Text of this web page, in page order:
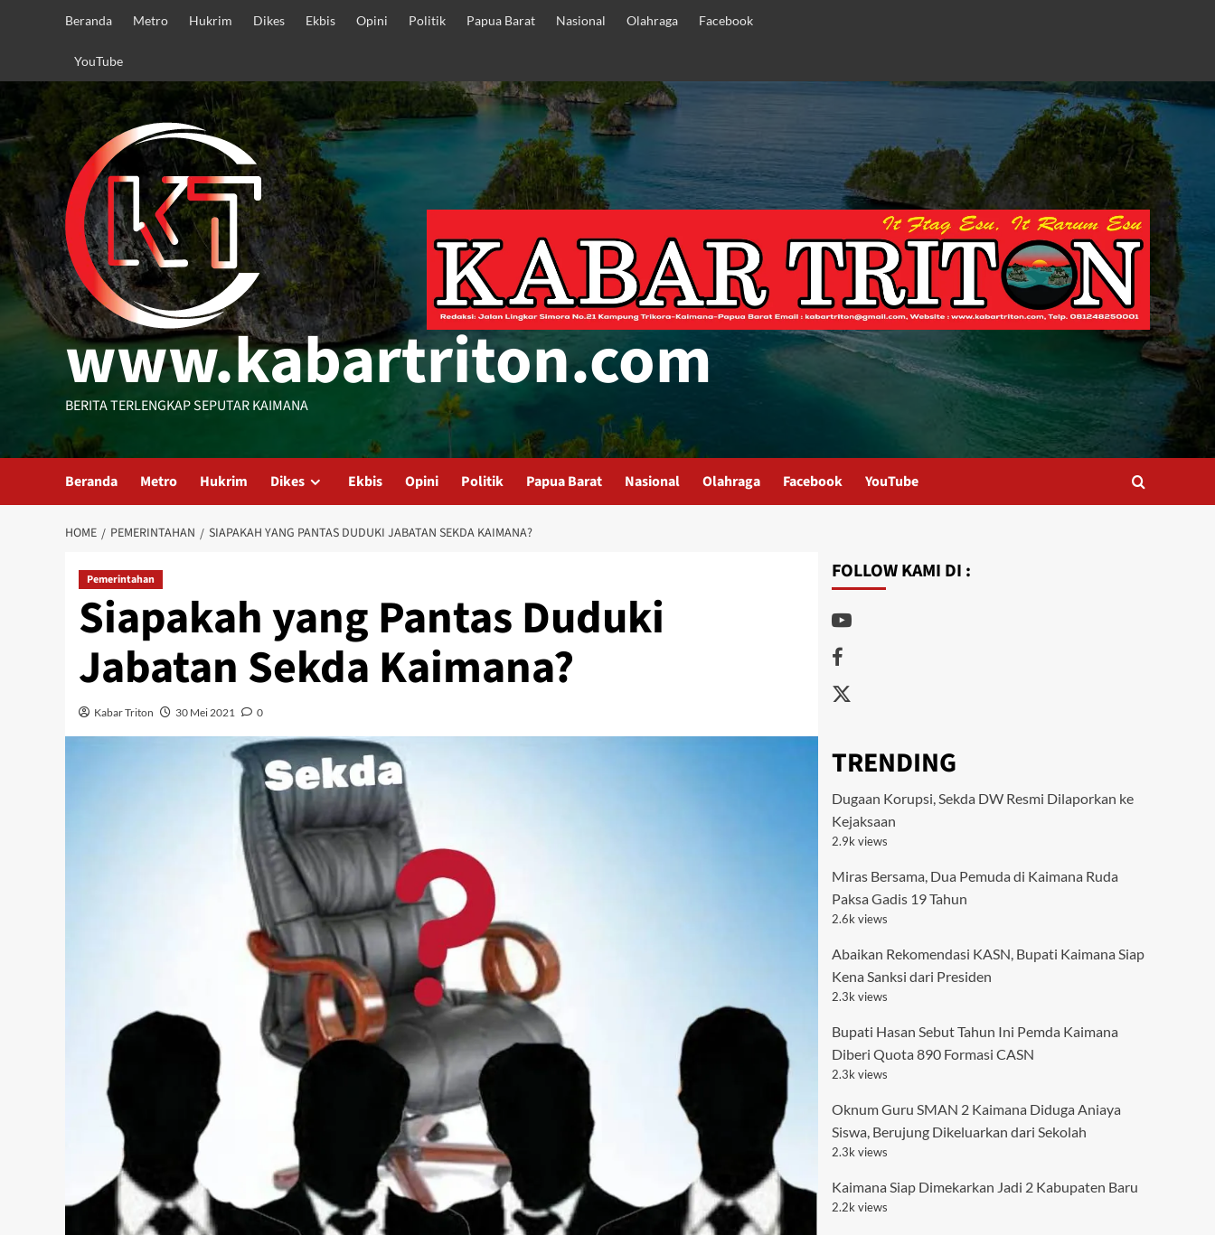
Beranda Metro Hukrim Dikes Ekbis Opini Politik Papua Barat Nasional Olahraga Facebook
YouTube
www.kabartriton.com
BERITA TERLENGKAP SEPUTAR KAIMANA
Beranda Metro Hukrim Dikes Ekbis Opini Politik Papua Barat Nasional Olahraga Facebook YouTube
HOME PEMERINTAHAN SIAPAKAH YANG PANTAS DUDUKI JABATAN SEKDA KAIMANA?
Pemerintahan
Siapakah yang Pantas Duduki
Jabatan Sekda Kaimana?
Kabar Triton 30 Mei 2021 0
FOLLOW KAMI DI :
Youtube
Facebook
Twitter
TRENDING
Dugaan Korupsi, Sekda DW Resmi Dilaporkan ke
Kejaksaan
2.9k views
Miras Bersama, Dua Pemuda di Kaimana Ruda
Paksa Gadis 19 Tahun
2.6k views
Abaikan Rekomendasi KASN, Bupati Kaimana Siap
Kena Sanksi dari Presiden
2.3k views
Bupati Hasan Sebut Tahun Ini Pemda Kaimana
Diberi Quota 890 Formasi CASN
2.3k views
Oknum Guru SMAN 2 Kaimana Diduga Aniaya
Siswa, Berujung Dikeluarkan dari Sekolah
2.3k views
Kaimana Siap Dimekarkan Jadi 2 Kabupaten Baru
2.2k views